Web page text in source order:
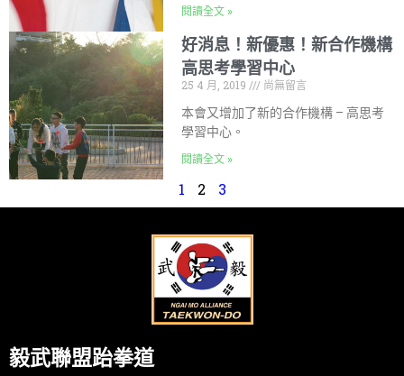
閱讀全文 »
好消息！新優惠！新合作機構
高思考學習中心
25 4 月, 2019
尚無留言
本會又增加了新的合作機構 – 高思考
學習中心。
閱讀全文 »
1 2 3
毅武聯盟跆拳道